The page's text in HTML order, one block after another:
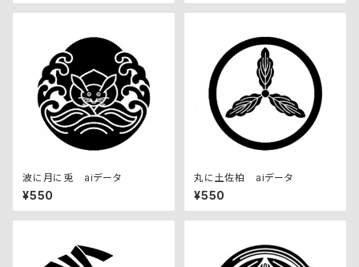
波に月に兎 aiデータ
¥550
丸に土佐柏 aiデータ
¥550